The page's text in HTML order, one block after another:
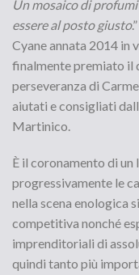
Un mosaico di
essere al posto giusto
Cyane annata 2014 in
finalmente premiato il
perseveranza di
aiutati e consigliati
Martinico.
È il coronamento di
progressivamente le
nella scena enologica
competitiva nonché
imprenditoriali di
quindi tanto più